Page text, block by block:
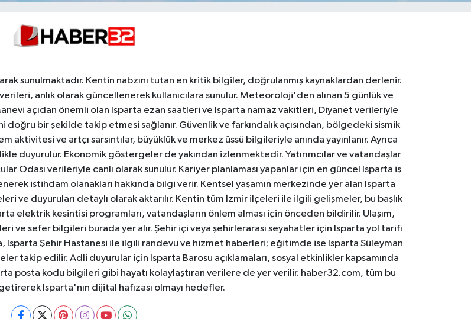
sunulmaktadır. Kentin nabzını tutan en kritik bilgiler, doğrulanmış kaynaklardan derlenir.
anlık olarak güncellenerek kullanıcılara sunulur. Meteoroloji'den alınan 5 günlük ve
açıdan önemli olan Isparta ezan saatleri ve Isparta namaz vakitleri, Diyanet verileriyle
doğru bir şekilde takip etmesi sağlanır. Güvenlik ve farkındalık açısından, bölgedeki sismik
aktivitesi ve artçı sarsıntılar, büyüklük ve merkez üssü bilgileriyle anında yayınlanır. Ayrıca
duyurulur. Ekonomik göstergeler de yakından izlenmektedir. Yatırımcılar ve vatandaşlar
Odası verileriyle canlı olarak sunulur. Kariyer planlaması yapanlar için en güncel Isparta iş
istihdam olanakları hakkında bilgi verir. Kentsel yaşamın merkezinde yer alan Isparta
ve duyuruları detaylı olarak aktarılır. Kentin tüm İzmir ilçeleri ile ilgili gelişmeler, bu başlık
elektrik kesintisi programları, vatandaşların önlem alması için önceden bildirilir. Ulaşım,
ve sefer bilgileri burada yer alır. Şehir içi veya şehirlerarası seyahatler için Isparta yol tarifi
Isparta Şehir Hastanesi ile ilgili randevu ve hizmet haberleri; eğitimde ise Isparta Süleyman
takip edilir. Adli duyurular için Isparta Barosu açıklamaları, sosyal etkinlikler kapsamında
posta kodu bilgileri gibi hayatı kolaylaştıran verilere de yer verilir. haber32.com, tüm bu
Isparta'nın dijital hafızası olmayı hedefler.